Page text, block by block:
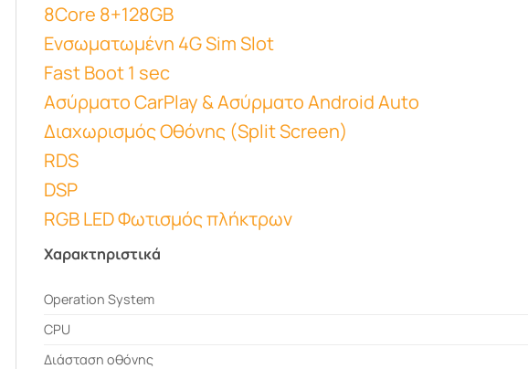
8Core 8+128GB
Ενσωματωμένη 4G Sim Slot
Fast Boot 1 sec
Ασύρματο CarPlay & Ασύρματο Android Auto
Διαχωρισμός Οθόνης (Split Screen)
RDS
DSP
RGB LED Φωτισμός πλήκτρων
Χαρακτηριστικά
Operation System
CPU
Διάσταση οθόνης